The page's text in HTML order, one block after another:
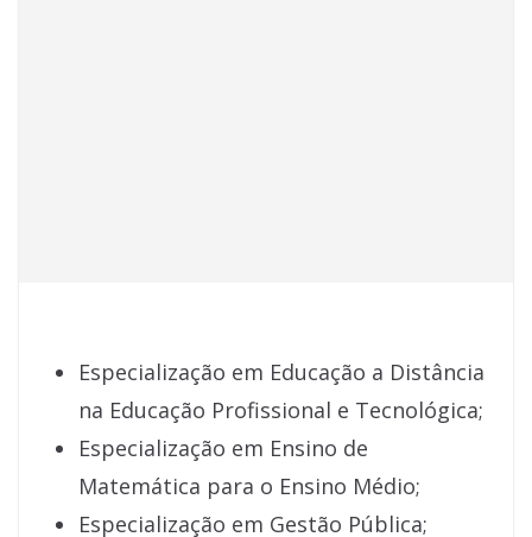
Especialização em Educação a Distância
na Educação Profissional e Tecnológica;
Especialização em Ensino de
Matemática para o Ensino Médio;
Especialização em Gestão Pública;